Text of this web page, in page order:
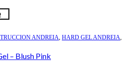
ANDREIA, HARD GEL ANDREIA,
– Blush Pink